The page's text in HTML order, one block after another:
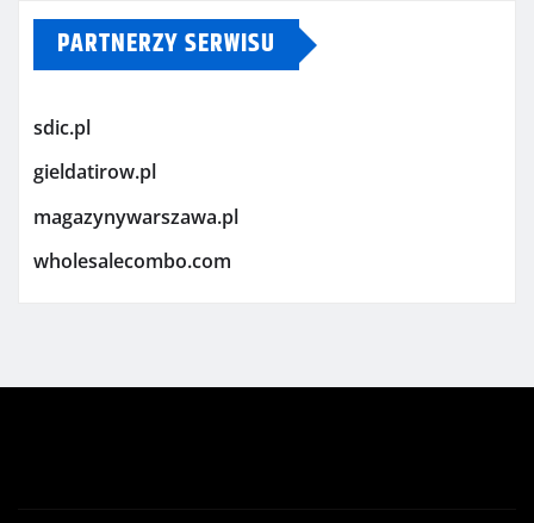
PARTNERZY SERWISU
sdic.pl
gieldatirow.pl
magazynywarszawa.pl
wholesalecombo.com